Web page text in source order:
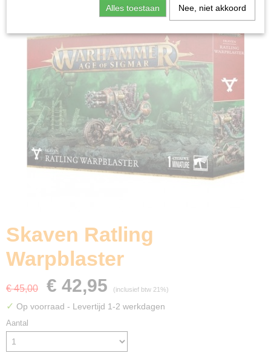
Skaven Ratling
Warpblaster
€ 45,00 € 42,95 (inclusief btw 21%)
✓ Op voorraad - Levertijd 1-2 werkdagen
Aantal
Alles toestaan Nee, niet akkoord